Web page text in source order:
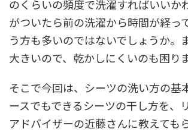
のくらいの頻度で洗濯すればいいか
がついたら前の洗濯から時間が経
う方も多いのではないでしょうか。
大きいので、乾かしにくいのも困り
そこで今回は、シーツの洗い方の基
ースでもできるシーツの干し方を、
アドバイザーの近藤さんに教えても